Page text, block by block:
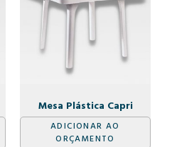
Mesa Plástica Capri
ADICIONAR AO
ORÇAMENTO